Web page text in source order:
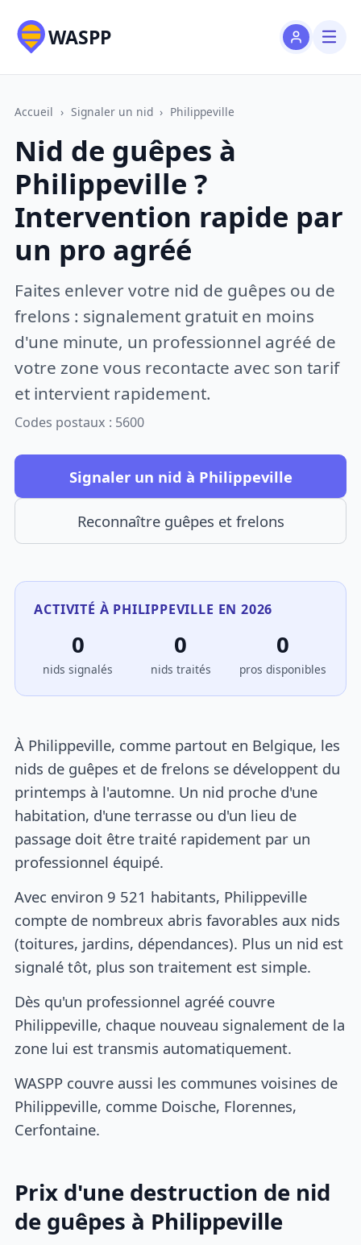
WASPP
Accueil › Signaler un nid › Philippeville
Nid de guêpes à
Philippeville ?
Intervention rapide par
un pro agréé
Faites enlever votre nid de guêpes ou de
frelons : signalement gratuit en moins
d'une minute, un professionnel agréé de
votre zone vous recontacte avec son tarif
et intervient rapidement.
Codes postaux : 5600
Signaler un nid à Philippeville
Reconnaître guêpes et frelons
ACTIVITÉ À PHILIPPEVILLE EN 2026
0
nids signalés
0
nids traités
0
pros disponibles
À Philippeville, comme partout en Belgique, les
nids de guêpes et de frelons se développent du
printemps à l'automne. Un nid proche d'une
habitation, d'une terrasse ou d'un lieu de
passage doit être traité rapidement par un
professionnel équipé.
Avec environ 9 521 habitants, Philippeville
compte de nombreux abris favorables aux nids
(toitures, jardins, dépendances). Plus un nid est
signalé tôt, plus son traitement est simple.
Dès qu'un professionnel agréé couvre
Philippeville, chaque nouveau signalement de la
zone lui est transmis automatiquement.
WASPP couvre aussi les communes voisines de
Philippeville, comme Doische, Florennes,
Cerfontaine.
Prix d'une destruction de nid
de guêpes à Philippeville